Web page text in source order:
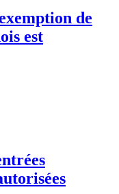
de
est